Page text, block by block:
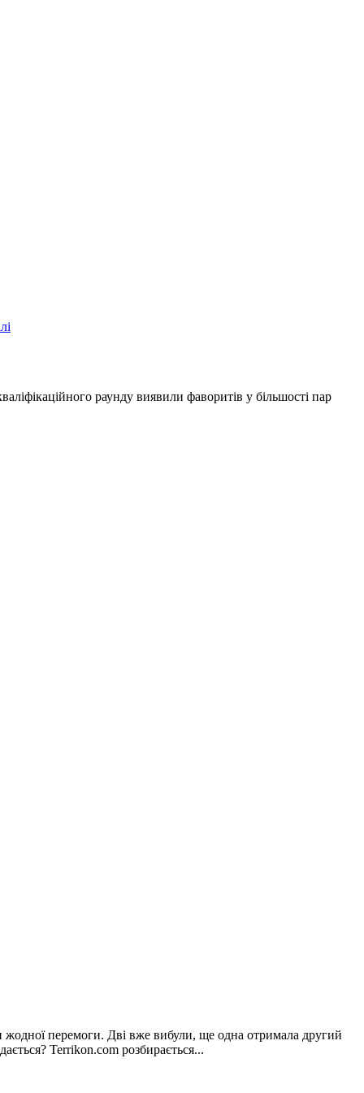
раунду виявили фаворитів у більшості пар
перемоги. Дві вже вибули, ще одна отримала другий
Terrikon.com розбирається...